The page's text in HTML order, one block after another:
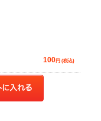
100円 (税込)